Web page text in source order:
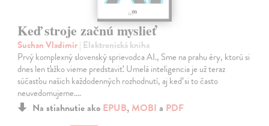
Keď stroje začnú myslieť
Suchan Vladimír| Elektronická kniha
Prvý komplexný slovenský sprievodca AI., Sme na prahu éry, ktorú si
dnes len ťažko vieme predstaviť. Umelá inteligencia je už teraz
súčasťou našich každodenných rozhodnutí, aj keď si to často
neuvedomujeme.…
Na stiahnutie ako EPUB, MOBI a PDF